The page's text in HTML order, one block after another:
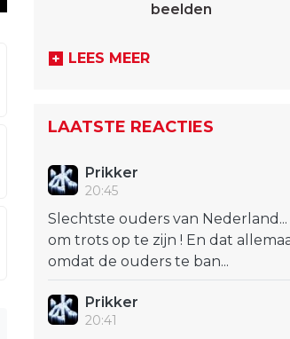
beelden
LEES MEER
LAATSTE REACTIES
Prikker
20:45
Slechtste ouders van Nederland...
om trots op te zijn ! En dat
omdat de ouders te ban...
Prikker
20:41